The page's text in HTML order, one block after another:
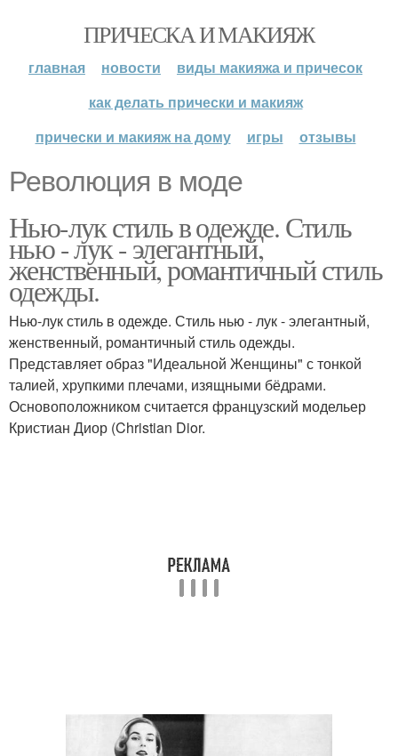
ПРИЧЕСКА И МАКИЯЖ
главная новости
виды макияжа и причесок
как делать прически и макияж
прически и макияж на дому
игры отзывы
Революция в моде
Нью-лук стиль в одежде. Стиль
нью - лук - элегантный,
женственный, романтичный стиль
одежды.
Нью-лук стиль в одежде. Стиль нью - лук - элегантный,
женственный, романтичный стиль одежды.
Представляет образ "Идеальной Женщины" с тонкой
талией, хрупкими плечами, изящными бёдрами.
Основоположником считается французский модельер
Кристиан Диор (Christian Dior.